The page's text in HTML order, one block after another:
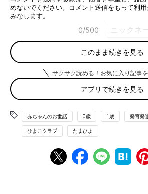
このまま続きを見る
サクサク読める！お気に入り記事
アプリで続きを見る
赤ちゃんのお世話 0歳 1歳 発育発
ひよこクラブ たまひよ